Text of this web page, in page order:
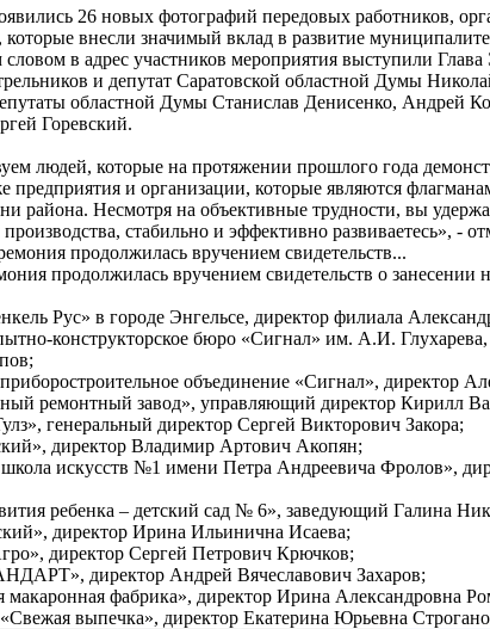
26 новых фотографий передовых работников,
которые внесли значимый вклад в развитие
в адрес участников мероприятия выступили
и депутат Саратовской областной Думы
областной Думы Станислав Денисенко, Андрей
Горевский.
людей, которые на протяжении прошлого года
предприятия и организации, которые являются
района. Несмотря на объективные трудности, вы
стабильно и эффективно развиваетесь», -
продолжилась вручением свидетельств о
Рус» в городе Энгельсе, директор филиала
конструкторское бюро «Сигнал» им. А.И.
объединение «Сигнал», директор
ремонтный завод», управляющий директор Кирилл
генеральный директор Сергей Викторович Закора;
директор Владимир Артович Акопян;
искусств №1 имени Петра Андреевича Фролов»,
ребенка – детский сад № 6», заведующий Галина
директор Ирина Ильинична Исаева;
директор Сергей Петрович Крючков;
директор Андрей Вячеславович Захаров;
фабрика», директор Ирина Александровна
выпечка», директор Екатерина Юрьевна